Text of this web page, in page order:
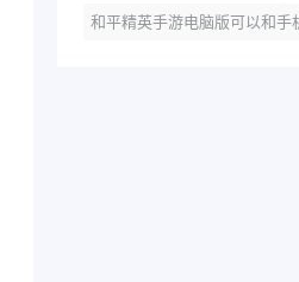
和平精英手游电脑版可以和手